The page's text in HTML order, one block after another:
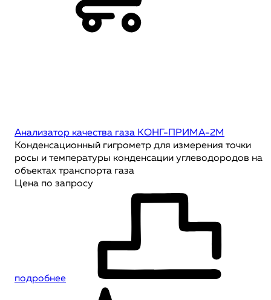
Анализатор качества газа КОНГ-ПРИМА-2M
Конденсационный гигрометр для измерения точки
росы и температуры конденсации углеводородов на
объектах транспорта газа
Цена по запросу
подробнее